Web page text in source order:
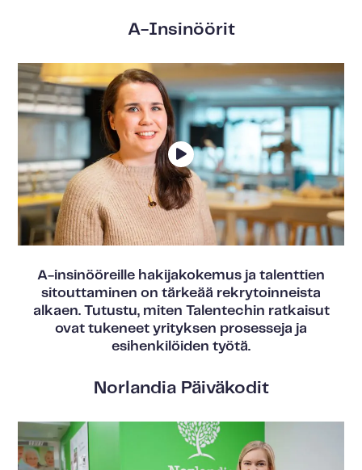
A-Insinöörit
A-insinööreille hakijakokemus ja talenttien
sitouttaminen on tärkeää rekrytoinneista
alkaen. Tutustu, miten Talentechin ratkaisut
ovat tukeneet yrityksen prosesseja ja
esihenkilöiden työtä.
Norlandia Päiväkodit